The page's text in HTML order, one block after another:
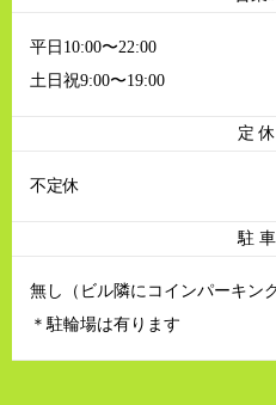
平日10:00〜22:00
土日祝9:00〜19:00
定
不定休
駐
無し（ビル隣にコインパーキン
＊駐輪場は有ります